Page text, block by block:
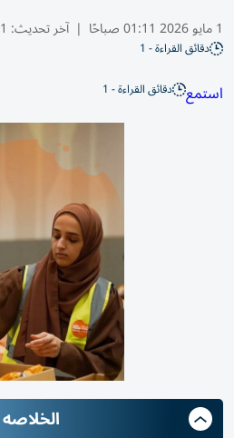
1 مايو 2026 01:11 صباحًا | آخر تحديث: 1 مايو 01:13 2026
دقائق القراءة - 1
استمع دقائق القراءة - 1
الخلاصه